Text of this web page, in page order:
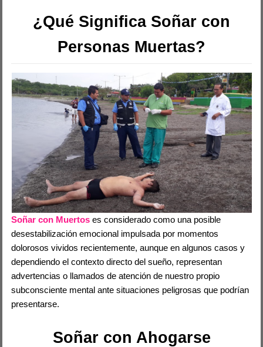
¿Qué Significa Soñar con
Personas Muertas?
Soñar con Muertos es considerado como una posible
desestabilización emocional impulsada por momentos
dolorosos vividos recientemente, aunque en algunos casos y
dependiendo el contexto directo del sueño, representan
advertencias o llamados de atención de nuestro propio
subconsciente mental ante situaciones peligrosas que podrían
presentarse.
Soñar con Ahogarse